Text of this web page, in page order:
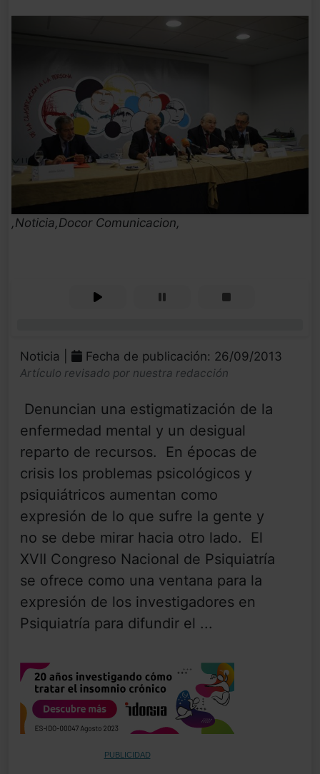
,Noticia,Docor Comunicacion,
Noticia | Fecha de publicación: 26/09/2013
Artículo revisado por nuestra redacción
 Denuncian una estigmatización de la
enfermedad mental y un desigual
reparto de recursos.  En épocas de
crisis los problemas psicológicos y
psiquiátricos aumentan como
expresión de lo que sufre la gente y
no se debe mirar hacia otro lado.  El
XVII Congreso Nacional de Psiquiatría
se ofrece como una ventana para la
expresión de los investigadores en
Psiquiatría para difundir el ...
PUBLICIDAD